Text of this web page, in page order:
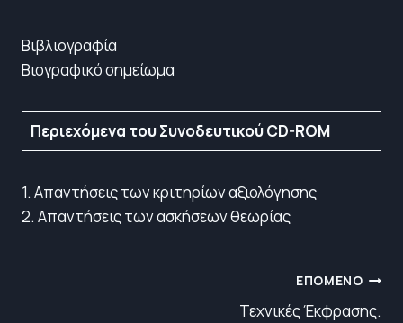
Βιβλιογραφία
Βιογραφικό σημείωμα
Περιεχόμενα του Συνοδευτικού CD-ROM
1. Απαντήσεις των κριτηρίων αξιολόγησης
2. Απαντήσεις των ασκήσεων θεωρίας
ΕΠΌΜΕΝΟ
Τεχνικές Έκφρασης.